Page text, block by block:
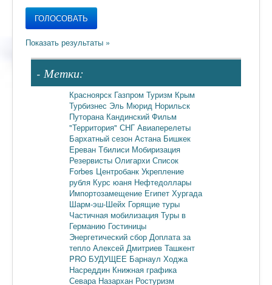
- Метки:
Красноярск Газпром Туризм Крым
Турбизнес Эль Мюрид Норильск
Путорана Кандинский Фильм
"Территория" СНГ Авиаперелеты
Бархатный сезон Астана Бишкек
Ереван Тбилиси Мобиризация
Резервисты Олигархи Список
Forbes Центробанк Укрепление
рубля Курс юаня Нефтедоллары
Импортозамещение Египет Хургада
Шарм-эш-Шейх Горящие туры
Частичная мобилизация Туры в
Германию Гостиницы
Энергетический сбор Доплата за
тепло Алексей Дмитриев Ташкент
PRO БУДУЩЕЕ Барнаул Ходжа
Насреддин Книжная графика
Севара Назархан Ростуризм